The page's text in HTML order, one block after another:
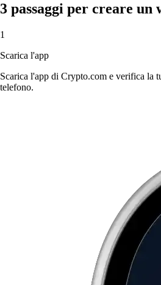
3 passaggi per creare un
1
Scarica l'app
Scarica l'app di Crypto.com e verifica la
telefono.